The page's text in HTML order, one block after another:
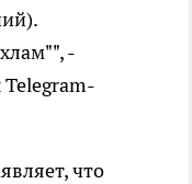
-
что